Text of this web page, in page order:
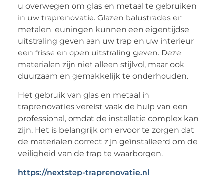
u overwegen om glas en metaal te gebruiken
in uw traprenovatie. Glazen balustrades en
metalen leuningen kunnen een eigentijdse
uitstraling geven aan uw trap en uw interieur
een frisse en open uitstraling geven. Deze
materialen zijn niet alleen stijlvol, maar ook
duurzaam en gemakkelijk te onderhouden.
Het gebruik van glas en metaal in
traprenovaties vereist vaak de hulp van een
professional, omdat de installatie complex kan
zijn. Het is belangrijk om ervoor te zorgen dat
de materialen correct zijn geïnstalleerd om de
veiligheid van de trap te waarborgen.
https://nextstep-traprenovatie.nl